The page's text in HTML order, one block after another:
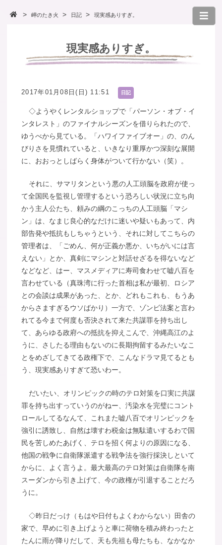
岬のたき火 日記 現実感ありすぎ。
現実感ありすぎ。
2017年01月08日(日) 11:51 日記
◇ようやくレンタルショップで「パーソン・オブ・イ
ンタレスト」のファイナルシーズンを借りられたので、
ゆうべから見ている。「ハワイファイブオー」の、のん
びりさを見慣れていると、いきなり重厚かつ深刻な展開
に、おおっとしばらく身体がついて行かない（笑）。
それに、サマリタンという悪の人工頭脳を政府が使っ
て全国民を監視し管理するという恐ろしい状況に立ち向
かう主人公たち、頼みの綱のこっちの人工頭脳「マシ
ン」は、なまじ良心的なだけに迷いや疑いもあって、内
部告発や抵抗もしちゃうという、それに対してこちらの
管理者は、「ごめん、何が正義か悪か、いちがいには言
えない」とか、真剣にマシンと対話せざるを得ないなど
などなど、はー、マスメディアに寿司食わせて嘘八百を
言わせている（真珠湾に行った首相は私が最初、ロシア
との会談は成果があった、とか、どれもこれも、もうあ
からさますぎるウソばかり）一方で、ゾンビ法案と言わ
れてる今まで何度も否決されて来た共謀罪を持ち出し
て、あらゆる政府への抵抗を抑えこんで、沖縄高江のよ
うに、さしたる理由もないのに長期拘留するみたいなこ
とをめざしてきてる政権下で、こんなドラマ見てるとも
う、現実感ありすぎて恐いわー。
だいたい、オリンピックの時のテロ対策を口実に共謀
罪を持ち出すっていうのがねー、汚染水を完璧にコント
ロールしてるなんて、これまた嘘八百でオリンピックを
強引に誘致し、自然は壊すわ税金は無駄遣いするわで国
民を苦しめたあげく、テロを招く何よりの原因になる、
他国の戦争に自衛隊派遣する戦争法を強行採決しといて
からに、よく言うよ。最大最高のテロ対策は自衛隊を南
スーダンから引き上げて、今の政権が引退することだろ
うに。
◇昨日だっけ（もはや日付もよくわからない）田舎の
家で、早めに引き上げようと車に荷物を積み終わったと
たんに雨が降りだして、天も先祖も母たちも、なかなか